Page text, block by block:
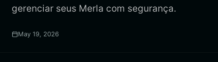
gerenciar seus Merla com segurança.
May 19, 2026